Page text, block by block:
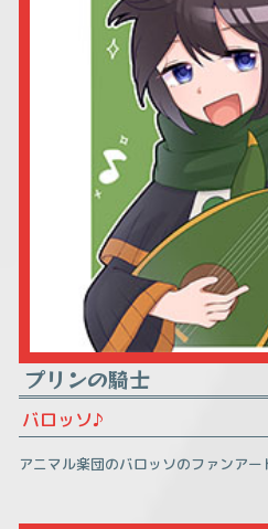
プリンの騎士
バロッソ♪
アニマル楽団のバロッソのファンア